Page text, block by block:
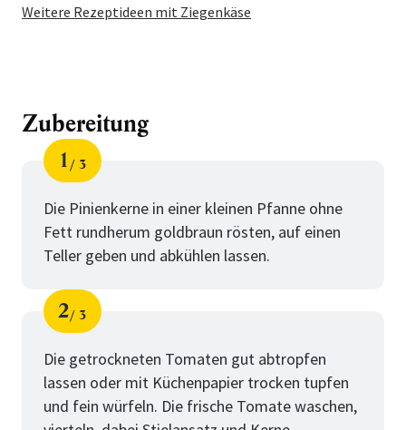
Weitere Rezeptideen mit Ziegenkäse
Zubereitung
Schritt
1
von
3
Die Pinienkerne in einer kleinen Pfanne ohne
Fett rundherum goldbraun rösten, auf einen
Teller geben und abkühlen lassen.
Schritt
2
von
3
Die getrockneten Tomaten gut abtropfen
lassen oder mit Küchenpapier trocken tupfen
und fein würfeln. Die frische Tomate waschen,